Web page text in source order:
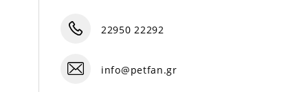
22950 22292
info@petfan.gr